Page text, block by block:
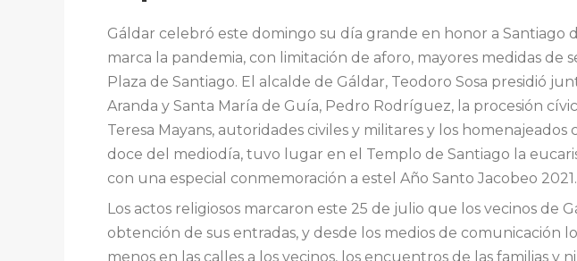
Gáldar celebró este domingo su día grande en honor a Santiago
marca la pandemia, con limitación de aforo, mayores medidas
Plaza de Santiago. El alcalde de Gáldar, Teodoro Sosa presidió
Aranda y Santa María de Guía, Pedro Rodríguez, la procesión
Teresa Mayans, autoridades civiles y militares y los
doce del mediodía, tuvo lugar en el Templo de Santiago la
con una especial conmemoración a estel Año Santo Jacobeo 2021.
Los actos religiosos marcaron este 25 de julio que los vecinos
obtención de sus entradas, y desde los medios de
menos en las calles a los vecinos, los encuentros de las familias